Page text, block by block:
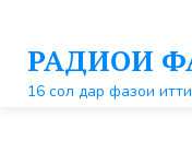
контентуРАДИОИ
16 сол дар фазои